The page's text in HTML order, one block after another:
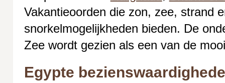
Vakantieoorden die zon, zee, strand
snorkelmogelijkheden bieden. De
Zee wordt gezien als een van de
Egypte